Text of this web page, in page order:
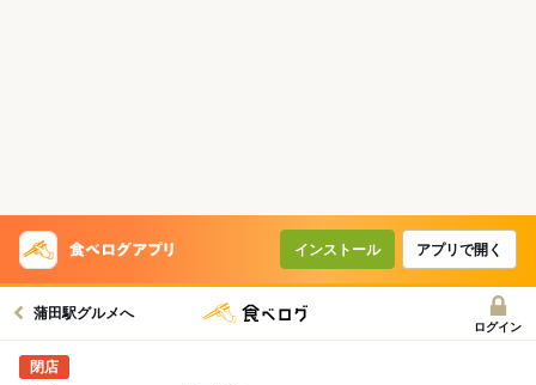
インストール アプリで開く
蒲田駅グルメへ
ログイン